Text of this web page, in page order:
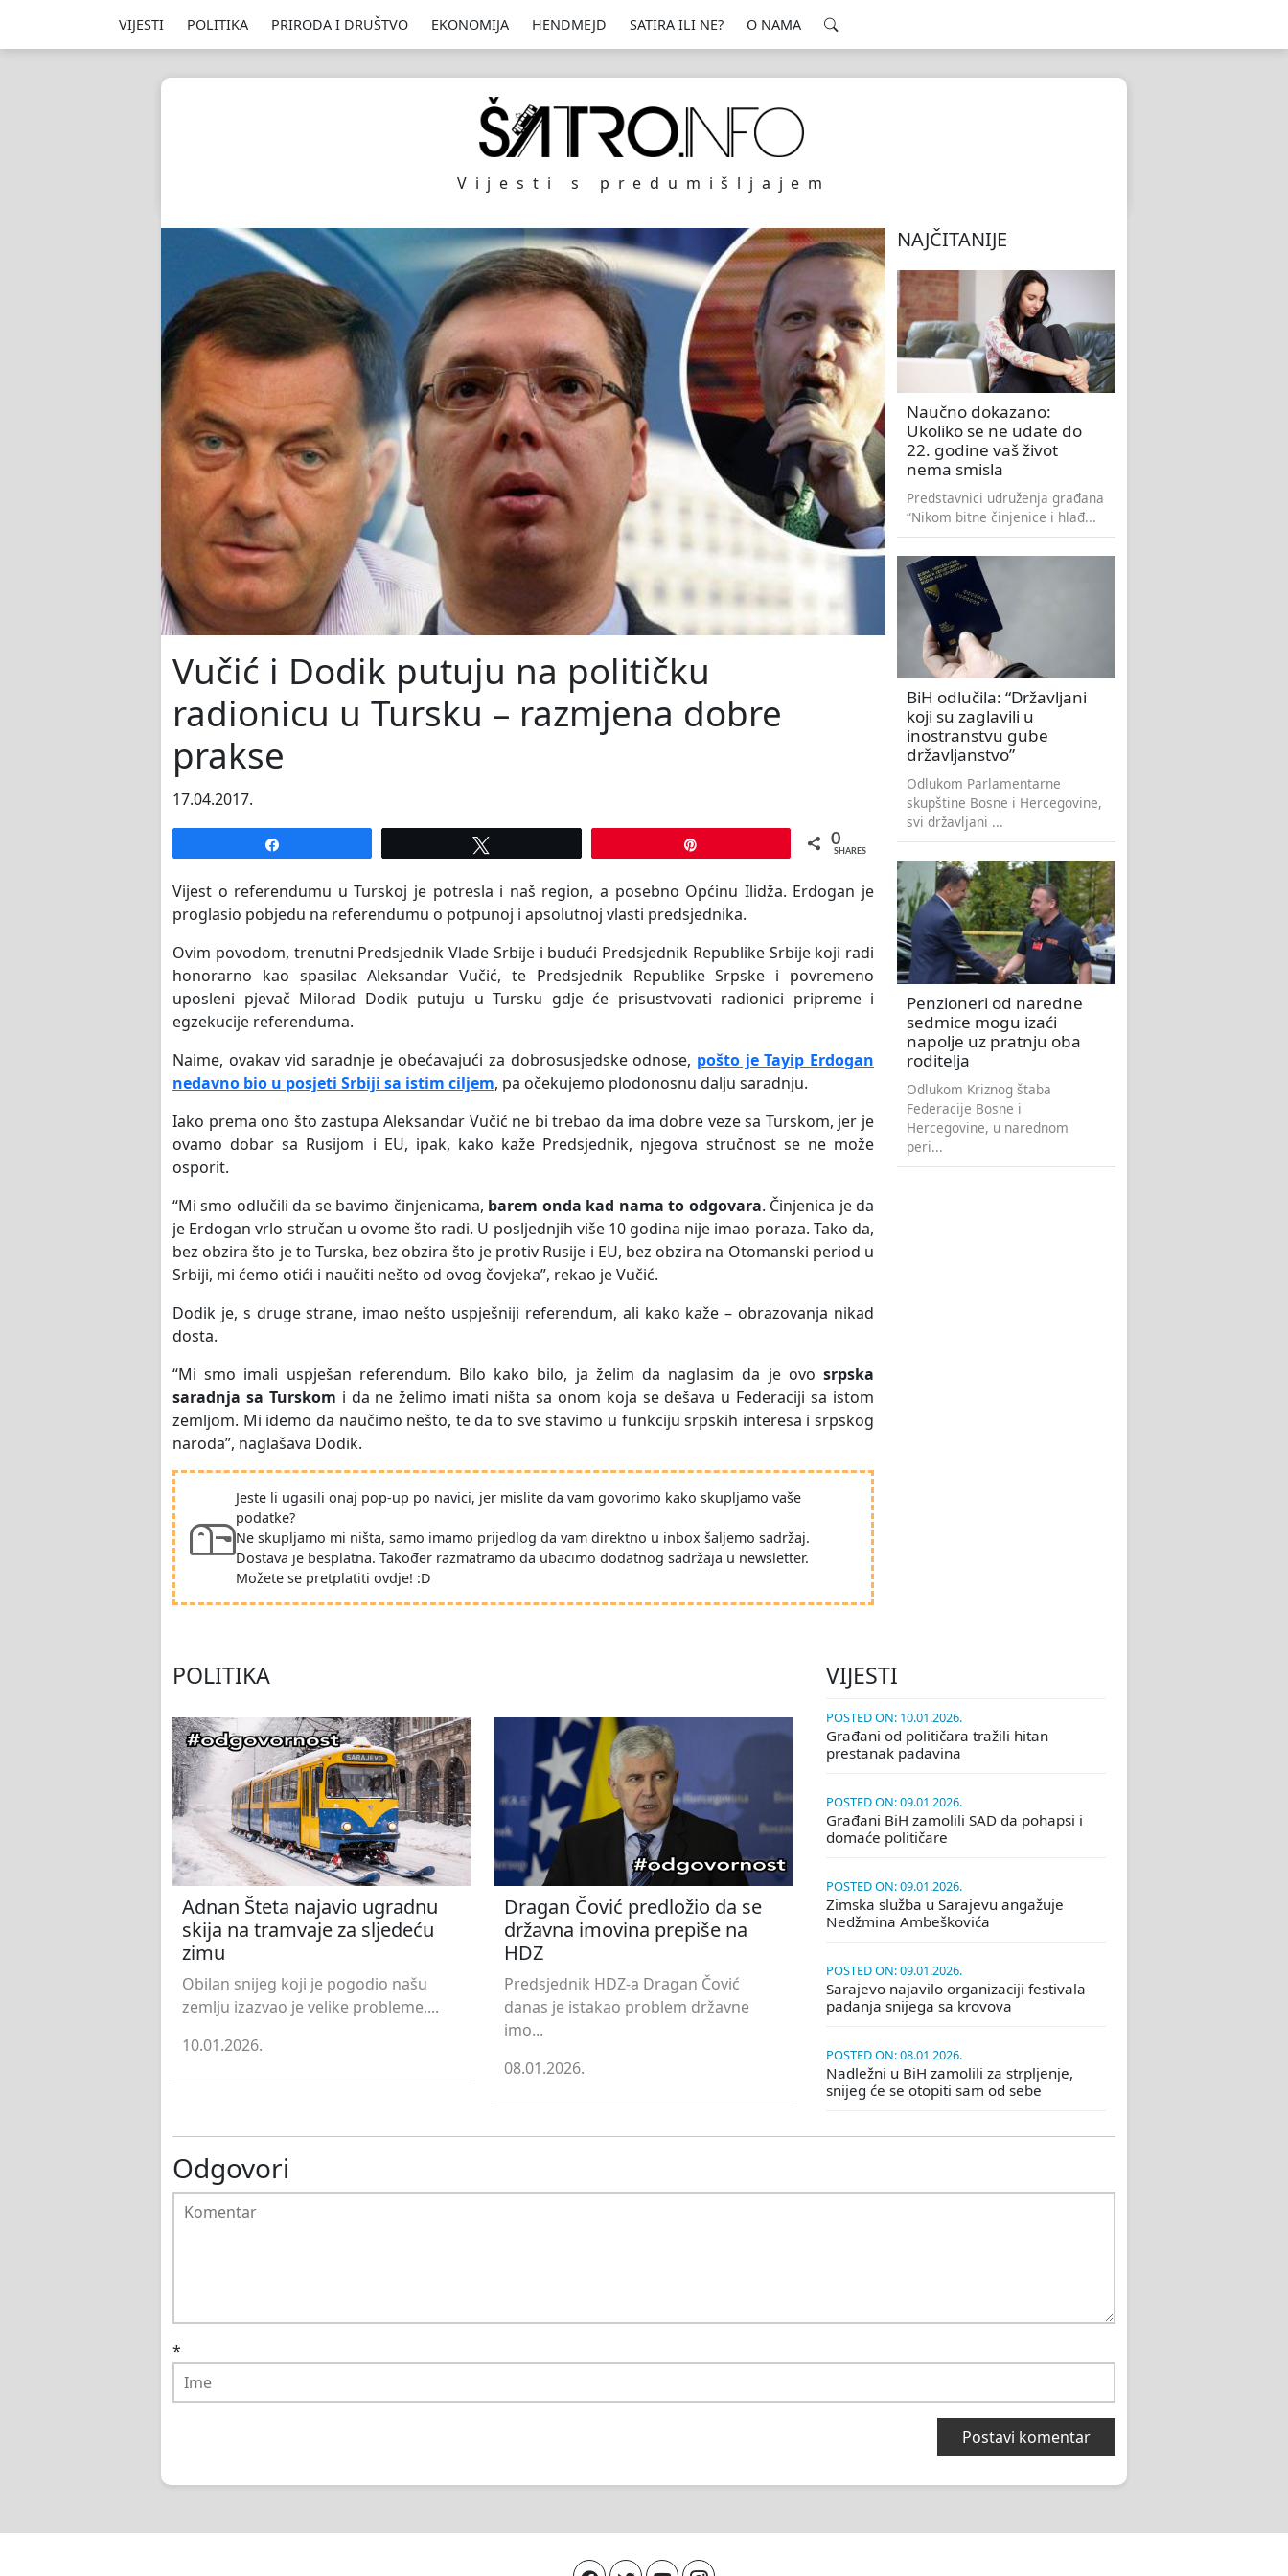
VIJESTI POLITIKA PRIRODA I DRUŠTVO EKONOMIJA HENDMEJD SATIRA ILI NE? O NAMA
Vijesti s predumišljajem
Vučić i Dodik putuju na političku
radionicu u Tursku – razmjena dobre
prakse
17.04.2017.
0
SHARES
Vijest o referendumu u Turskoj je potresla i naš region, a posebno Općinu Ilidža. Erdogan je
proglasio pobjedu na referendumu o potpunoj i apsolutnoj vlasti predsjednika.
Ovim povodom, trenutni Predsjednik Vlade Srbije i budući Predsjednik Republike Srbije koji radi
honorarno kao spasilac Aleksandar Vučić, te Predsjednik Republike Srpske i povremeno
uposleni pjevač Milorad Dodik putuju u Tursku gdje će prisustvovati radionici pripreme i
egzekucije referenduma.
Naime, ovakav vid saradnje je obećavajući za dobrosusjedske odnose, pošto je Tayip Erdogan
nedavno bio u posjeti Srbiji sa istim ciljem, pa očekujemo plodonosnu dalju saradnju.
Iako prema ono što zastupa Aleksandar Vučić ne bi trebao da ima dobre veze sa Turskom, jer je
ovamo dobar sa Rusijom i EU, ipak, kako kaže Predsjednik, njegova stručnost se ne može
osporit.
“Mi smo odlučili da se bavimo činjenicama, barem onda kad nama to odgovara. Činjenica je da
je Erdogan vrlo stručan u ovome što radi. U posljednjih više 10 godina nije imao poraza. Tako da,
bez obzira što je to Turska, bez obzira što je protiv Rusije i EU, bez obzira na Otomanski period u
Srbiji, mi ćemo otići i naučiti nešto od ovog čovjeka”, rekao je Vučić.
Dodik je, s druge strane, imao nešto uspješniji referendum, ali kako kaže – obrazovanja nikad
dosta.
“Mi smo imali uspješan referendum. Bilo kako bilo, ja želim da naglasim da je ovo srpska
saradnja sa Turskom i da ne želimo imati ništa sa onom koja se dešava u Federaciji sa istom
zemljom. Mi idemo da naučimo nešto, te da to sve stavimo u funkciju srpskih interesa i srpskog
naroda”, naglašava Dodik.
Jeste li ugasili onaj pop-up po navici, jer mislite da vam govorimo kako skupljamo vaše
podatke?
Ne skupljamo mi ništa, samo imamo prijedlog da vam direktno u inbox šaljemo sadržaj.
Dostava je besplatna. Također razmatramo da ubacimo dodatnog sadržaja u newsletter.
Možete se pretplatiti ovdje! :D
NAJČITANIJE
Naučno dokazano:
Ukoliko se ne udate do
22. godine vaš život
nema smisla
Predstavnici udruženja građana
“Nikom bitne činjenice i hlađ...
BiH odlučila: “Državljani
koji su zaglavili u
inostranstvu gube
državljanstvo”
Odlukom Parlamentarne
skupštine Bosne i Hercegovine,
svi državljani ...
Penzioneri od naredne
sedmice mogu izaći
napolje uz pratnju oba
roditelja
Odlukom Kriznog štaba
Federacije Bosne i
Hercegovine, u narednom
peri...
POLITIKA
Adnan Šteta najavio ugradnu
skija na tramvaje za sljedeću
zimu
Obilan snijeg koji je pogodio našu
zemlju izazvao je velike probleme,...
10.01.2026.
Dragan Čović predložio da se
državna imovina prepiše na
HDZ
Predsjednik HDZ-a Dragan Čović
danas je istakao problem državne
imo...
08.01.2026.
VIJESTI
POSTED ON: 10.01.2026.
Građani od političara tražili hitan
prestanak padavina
POSTED ON: 09.01.2026.
Građani BiH zamolili SAD da pohapsi i
domaće političare
POSTED ON: 09.01.2026.
Zimska služba u Sarajevu angažuje
Nedžmina Ambeškovića
POSTED ON: 09.01.2026.
Sarajevo najavilo organizaciji festivala
padanja snijega sa krovova
POSTED ON: 08.01.2026.
Nadležni u BiH zamolili za strpljenje,
snijeg će se otopiti sam od sebe
Odgovori
*